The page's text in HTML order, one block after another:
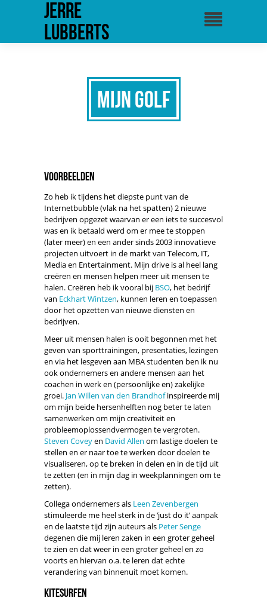
Jerre
Lubberts
Mijn golf
Voorbeelden
Zo heb ik tijdens het diepste punt van de
Internetbubble (vlak na het spatten) 2 nieuwe
bedrijven opgezet waarvan er een iets te succesvol
was en ik betaald werd om er mee te stoppen
(later meer) en een ander sinds 2003 innovatieve
projecten uitvoert in de markt van Telecom, IT,
Media en Entertainment. Mijn drive is al heel lang
creëren en mensen helpen meer uit mensen te
halen. Creëren heb ik vooral bij BSO, het bedrijf
van Eckhart Wintzen, kunnen leren en toepassen
door het opzetten van nieuwe diensten en
bedrijven.
Meer uit mensen halen is ooit begonnen met het
geven van sporttrainingen, presentaties, lezingen
en via het lesgeven aan MBA studenten ben ik nu
ook ondernemers en andere mensen aan het
coachen in werk en (persoonlijke en) zakelijke
groei. Jan Willen van den Brandhofinspireerde mij
om mijn beide hersenhelften nog beter te laten
samenwerken om mijn creativiteit en
probleemoplossendvermogen te vergroten.
Steven Coveyen David Allen om lastige doelen te
stellen en er naar toe te werken door doelen te
visualiseren, op te breken in delen en in de tijd uit
te zetten (en in mijn dag in weekplanningen om te
zetten).
Collega ondernemers als Leen Zevenbergen
stimuleerde me heel sterk in de ‘just do it’ aanpak
en de laatste tijd zijn auteurs als Peter Senge
degenen die mij leren zaken in een groter geheel
te zien en dat weer in een groter geheel en zo
voorts en hiervan o.a. te leren dat echte
verandering van binnenuit moet komen.
Kitesurfen